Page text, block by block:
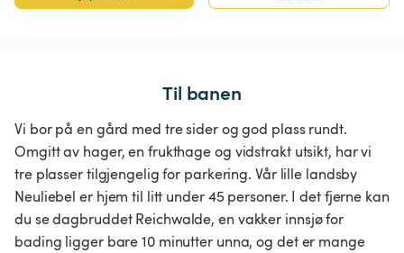
Til banen
Vi bor på en gård med tre sider og god plass rundt.
Omgitt av hager, en frukthage og vidstrakt utsikt, har vi
tre plasser tilgjengelig for parkering. Vår lille landsby
Neuliebel er hjem til litt under 45 personer. I det fjerne kan
du se dagbruddet Reichwalde, en vakker innsjø for
bading ligger bare 10 minutter unna, og det er mange